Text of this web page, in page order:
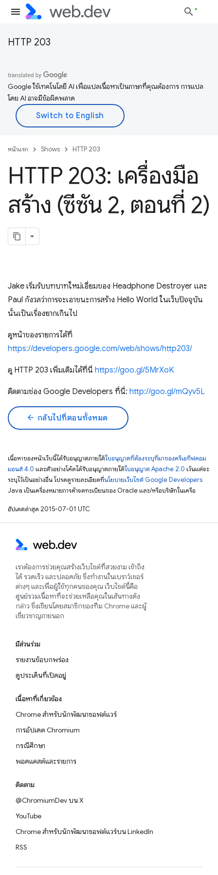
HTTP 203
Google ใช้เทคโนโลยี AI เพื่อแปลเนื้อหาเป็นภาษาที่คุณต้องการ การแปล
โดย AI อาจมีข้อผิดพลาด
หน้าแรก Shows HTTP 203
HTTP 203: เครื่องมือ
สร้าง (ซีซัน 2, ตอนที่ 2)
Jake เริ่มรับบทบาทใหม่เอี่ยมของ Headphone Destroyer และ
Paul กังวลว่าการจะเอาชนะการสร้าง Hello World ในเว็บปัจจุบัน
นั้นเป็นเรื่องยากเกินไป
ดูหน้าของรายการได้ที่
https://developers.google.com/web/shows/http203/
ดู HTTP 203 เพิ่มเติมได้ที่นี่ https://goo.gl/5MrXoK
ติดตามช่อง Google Developers ที่นี่: http://goo.gl/mQyv5L
arrow_back กลับไปที่ตอนทั้งหมด
เนื้อหาของหน้าเว็บนี้ได้รับอนุญาตภายใต้ใบอนุญาตที่ต้องระบุที่มาของครีเอทีฟคอม
มอนส์ 4.0 และตัวอย่างโค้ดได้รับอนุญาตภายใต้ใบอนุญาต Apache 2.0 เว้นแต่จะ
ระบุไว้เป็นอย่างอื่น โปรดดูรายละเอียดที่นโยบายเว็บไซต์ Google Developers
Java เป็นเครื่องหมายการค้าจดทะเบียนของ Oracle และ/หรือบริษัทในเครือ
อัปเดตล่าสุด 2015-07-01 UTC
เราต้องการช่วยคุณสร้างเว็บไซต์ที่สวยงาม เข้าถึง
ได้ รวดเร็ว และปลอดภัย ซึ่งทำงานในเบราว์เซอร์
ต่างๆ และเพื่อผู้ใช้ทุกคนของคุณ เว็บไซต์นี้คือ
ศูนย์รวมเนื้อหาที่จะช่วยเหลือคุณในเส้นทางดัง
กล่าว ซึ่งเขียนโดยสมาชิกของทีม Chrome และผู้
เชี่ยวชาญภายนอก
มีส่วนร่วม
รายงานข้อบกพร่อง
ดูประเด็นที่เปิดอยู่
เนื้อหาที่เกี่ยวข้อง
Chrome สำหรับนักพัฒนาซอฟต์แวร์
การอัปเดต Chromium
กรณีศึกษา
พอดแคสต์และรายการ
ติดตาม
@ChromiumDev บน X
YouTube
Chrome สำหรับนักพัฒนาซอฟต์แวร์บน LinkedIn
RSS